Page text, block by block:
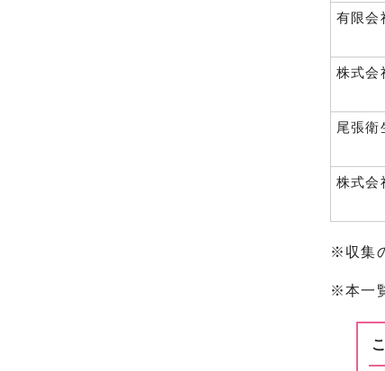
有限会
株式会
尾張衛
株式会
※収集
※本一